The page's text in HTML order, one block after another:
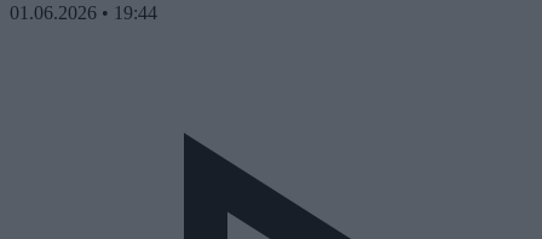
01.06.2026 • 19:44